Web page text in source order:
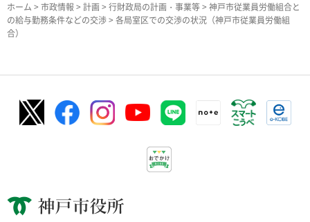
ホーム > 市政情報 > 計画> 行財政局の計画・事業等> 神戸市従業員労働組合と
の給与勤務条件などの交渉> 各局室区での交渉の状況（神戸市従業員労働組
合）
神戸市役所